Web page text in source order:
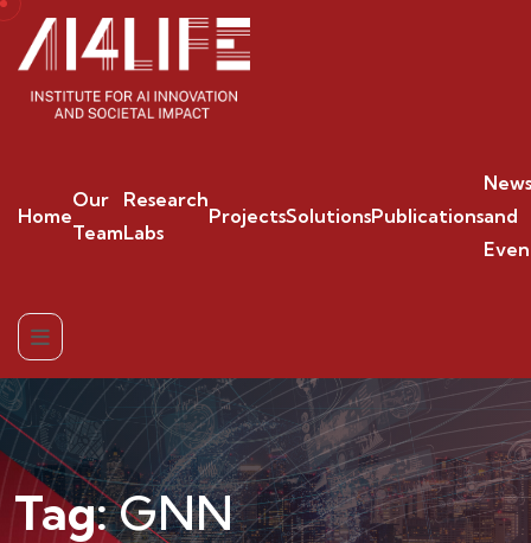
Home
Our
Team
Research
Labs
ProjectsSolutionsPublications
News
and
Tag:GNN